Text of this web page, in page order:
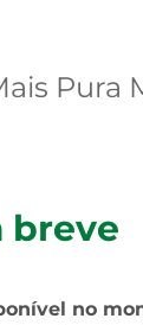
Pura
breve
no